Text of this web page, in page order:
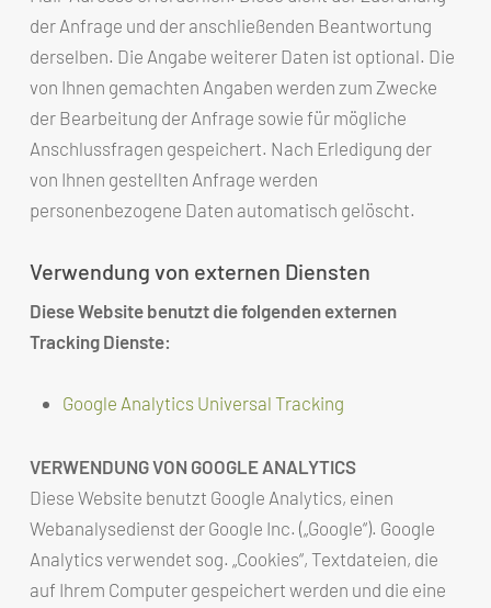
der Anfrage und der anschließenden Beantwortung
derselben. Die Angabe weiterer Daten ist optional. Die
von Ihnen gemachten Angaben werden zum Zwecke
der Bearbeitung der Anfrage sowie für mögliche
Anschlussfragen gespeichert. Nach Erledigung der
von Ihnen gestellten Anfrage werden
personenbezogene Daten automatisch gelöscht.
Verwendung von externen Diensten
Diese Website benutzt die folgenden externen
Tracking Dienste:
Google Analytics Universal Tracking
VERWENDUNG VON GOOGLE ANALYTICS
Diese Website benutzt Google Analytics, einen
Webanalysedienst der Google Inc. („Google“). Google
Analytics verwendet sog. „Cookies“, Textdateien, die
auf Ihrem Computer gespeichert werden und die eine